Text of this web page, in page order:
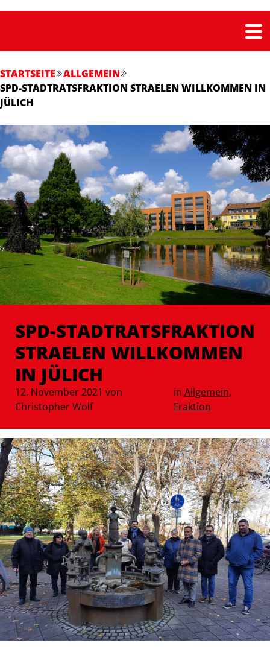
STARTSEITE
ALLGEMEIN
SPD-STADTRATSFRAKTION STRAELEN WILLKOMMEN IN
JÜLICH
SPD-STADTRATSFRAKTION
STRAELEN WILLKOMMEN
IN JÜLICH
12. November 2021 von
Christopher Wolf
in Allgemein,
Fraktion